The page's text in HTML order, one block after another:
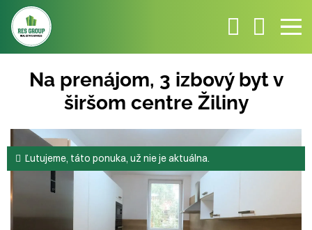
Na prenájom, 3 izbový byt v
širšom centre Žiliny
Ľutujeme, táto ponuka, už nie je aktuálna.